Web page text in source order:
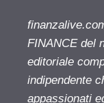
FINANCE del
editoriale
indipendente
appassionati